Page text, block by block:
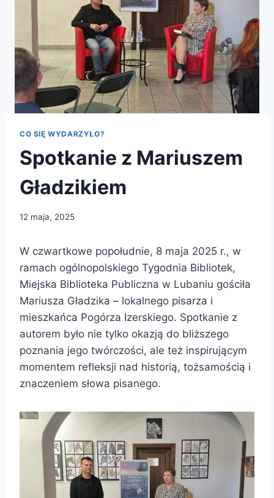
CO SIĘ WYDARZYŁO?
Spotkanie z Mariuszem
Gładzikiem
12 maja, 2025
W czwartkowe popołudnie, 8 maja 2025 r., w
ramach ogólnopolskiego Tygodnia Bibliotek,
Miejska Biblioteka Publiczna w Lubaniu gościła
Mariusza Gładzika – lokalnego pisarza i
mieszkańca Pogórza Izerskiego. Spotkanie z
autorem było nie tylko okazją do bliższego
poznania jego twórczości, ale też inspirującym
momentem refleksji nad historią, tożsamością i
znaczeniem słowa pisanego.